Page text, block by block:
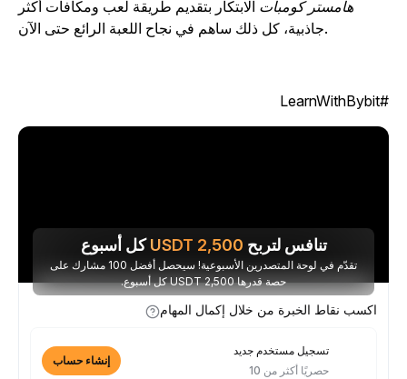
هامستر كومباتالابتكار بتقديم طريقة لعب ومكافآت أكثر
تنافس لتربح 2,500
USDTكل أسبوع
تقدّم في لوحة المتصدرين الأسبوعية! سيحصل أفضل 100 مشارك على
حصة قدرها 2,500 USDT كل أسبوع.
اكسب نقاط الخبرة من خلال إكمال المهام
تسجيل مستخدم جديد
حصريًا أكثر من 10
إنشاء حساب